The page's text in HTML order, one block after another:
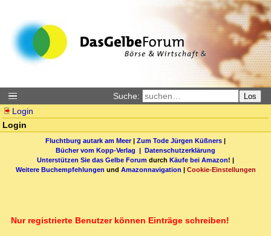
Suche: Los
Login
Login
Fluchtburg autark am Meer| Zum Tode Jürgen Küßners |
Bücher vom Kopp-Verlag | Datenschutzerklärung
Unterstützen Sie das Gelbe Forum durch Käufe bei Amazon! |
Weitere Buchempfehlungen und Amazonnavigation | Cookie-Einstellungen
Nur registrierte Benutzer können Einträge schreiben!